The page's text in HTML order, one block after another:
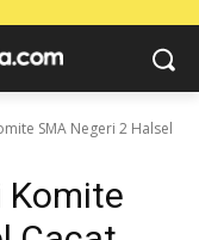
SMA Negeri 2 Halsel
Komite